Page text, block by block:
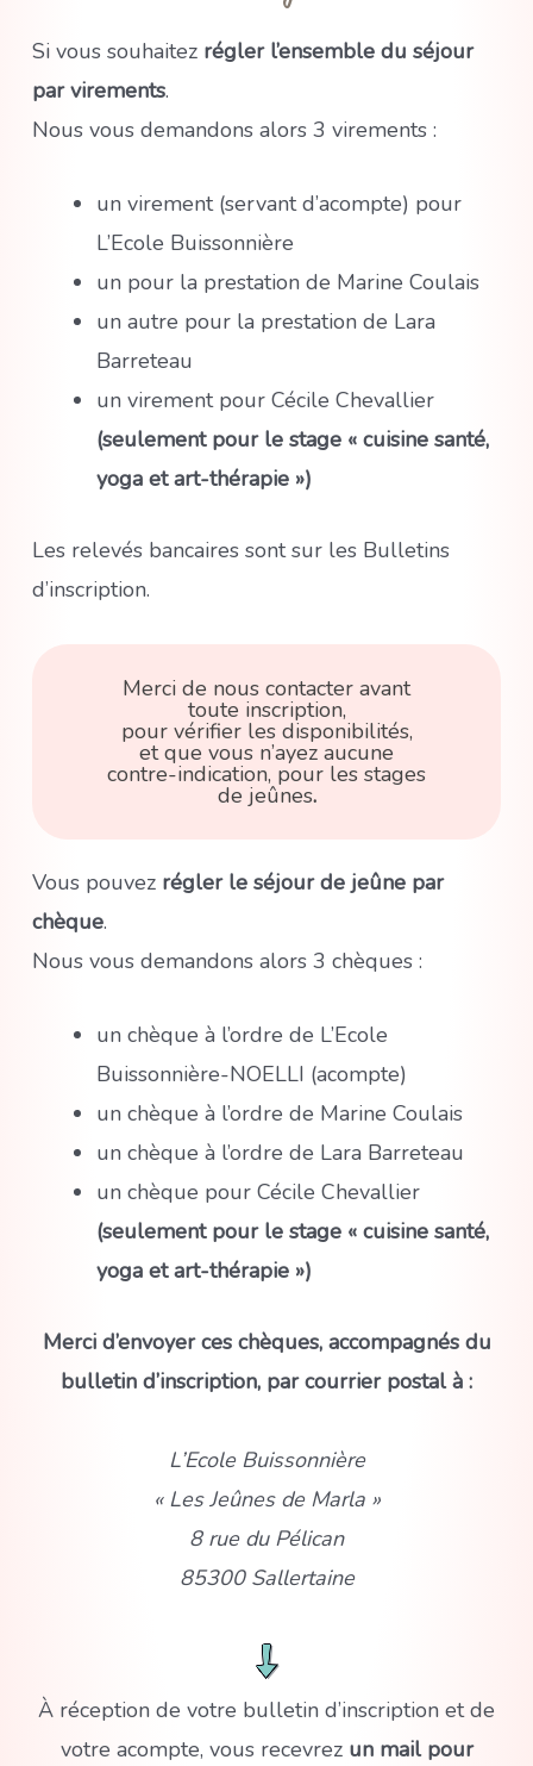
Si vous souhaitez régler l’ensemble du séjour
par virements.
Nous vous demandons alors 3 virements :
un virement (servant d’acompte) pour
L’Ecole Buissonnière
un pour la prestation de Marine Coulais
un autre pour la prestation de Lara
Barreteau
un virement pour Cécile Chevallier
(seulement pour le stage « cuisine santé,
yoga et art-thérapie »)
Les relevés bancaires sont sur les Bulletins
d’inscription.
Merci de nous contacter avant
toute inscription,
pour vérifier les disponibilités,
et que vous n’ayez aucune
contre-indication, pour les stages
de jeûnes.
Vous pouvez régler le séjour de jeûne par
chèque.
Nous vous demandons alors 3 chèques :
un chèque à l’ordre de L’Ecole
Buissonnière-NOELLI (acompte)
un chèque à l’ordre de Marine Coulais
un chèque à l’ordre de Lara Barreteau
un chèque pour Cécile Chevallier
(seulement pour le stage « cuisine santé,
yoga et art-thérapie »)
Merci d’envoyer ces chèques, accompagnés du
bulletin d’inscription, par courrier postal à :
L’Ecole Buissonnière
« Les Jeûnes de Marla »
8 rue du Pélican
85300 Sallertaine
À réception de votre bulletin d’inscription et de
votre acompte, vous recevrez un mail pour